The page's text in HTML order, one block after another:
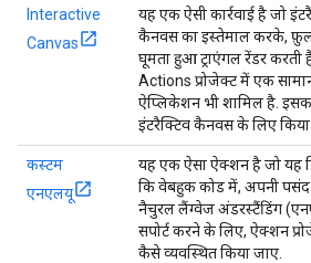
Interactive
Canvas
यह एक ऐसी कार्रवाई है जो
कैनवस का इस्तेमाल करके, फ़ुल
घूमता हुआ ट्राएंगल रेंडर करती
Actions प्रोजेक्ट में एक
ऐप्लिकेशन भी शामिल है.
इंटरैक्टिव कैनवस के लिए किया
कस्टम
एनएलयू
यह एक ऐसा ऐक्शन है जो यह
कि वेबहुक कोड में, अपनी
नैचुरल लैंग्वेज अंडरस्टैंडिंग
सपोर्ट करने के लिए, ऐक्शन
कैसे व्यवस्थित किया जाए.